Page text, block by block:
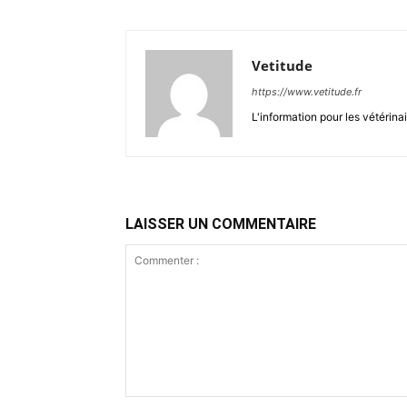
Vetitude
https://www.vetitude.fr
L'information pour les
LAISSER UN COMMENTAIRE